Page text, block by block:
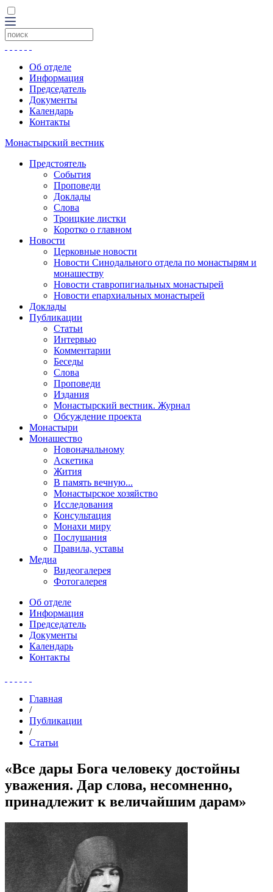
Об отделе
Информация
Председатель
Документы
Календарь
Контакты
Монастырский вестник
Предстоятель
События
Проповеди
Доклады
Слова
Троицкие листки
Коротко о главном
Новости
Церковные новости
Новости Синодального отдела по монастырям и
монашеству
Новости ставропигиальных монастырей
Новости епархиальных монастырей
Доклады
Публикации
Статьи
Интервью
Комментарии
Беседы
Слова
Проповеди
Издания
Монастырский вестник. Журнал
Обсуждение проекта
Монастыри
Монашество
Новоначальному
Аскетика
Жития
В память вечную...
Монастырское хозяйство
Исследования
Консультация
Монахи миру
Послушания
Правила, уставы
Медиа
Видеогалерея
Фотогалерея
Об отделе
Информация
Председатель
Документы
Календарь
Контакты
Главная
/
Публикации
/
Статьи
«Все дары Бога человеку достойны
уважения. Дар слова, несомненно,
принадлежит к величайшим дарам»